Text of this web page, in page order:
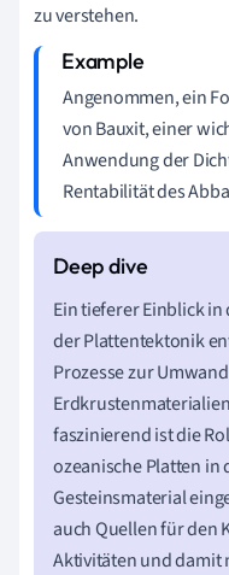
zu verstehen.
Angenommen, ein
von Bauxit, einer
Anwendung der
Rentabilität des
Ein tieferer Einblick
der Plattentektonik
Prozesse zur
faszinierend ist die
ozeanische Platten in
Gesteinsmaterial
auch Quellen für den
Aktivitäten und damit